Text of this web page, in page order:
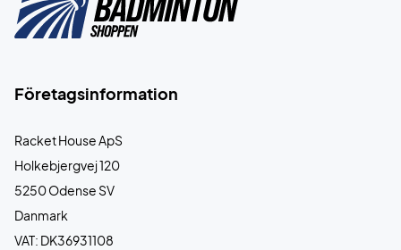
Företagsinformation
Racket House ApS
Holkebjergvej 120
5250 Odense SV
Danmark
VAT: DK36931108